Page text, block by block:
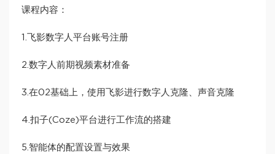
课程内容：
1.飞影数字人平台账号注册
2.数字人前期视频素材准备
3.在02基础上，使用飞影进行数字人克隆、声音克隆
4.扣子(Coze)平台进行工作流的搭建
5.智能体的配置设置与效果